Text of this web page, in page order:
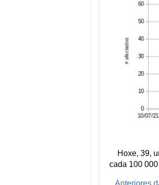
Hoxe, 39,
cada 100
Anteriores